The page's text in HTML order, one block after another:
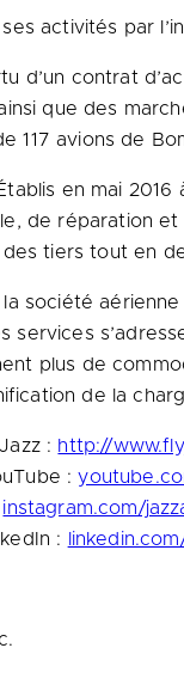
activités par
d’un contrat
que des
117 avions de
en mai
de réparation
tiers tout en
société
services
plus de
de la
: http://
:
instagram.com/
: